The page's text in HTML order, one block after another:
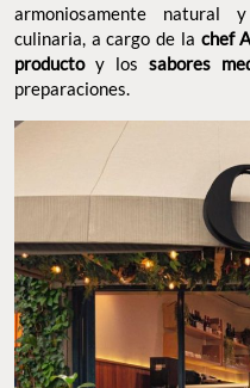
armoniosamente natural
culinaria, a cargo de la chef
producto y los sabores
preparaciones.